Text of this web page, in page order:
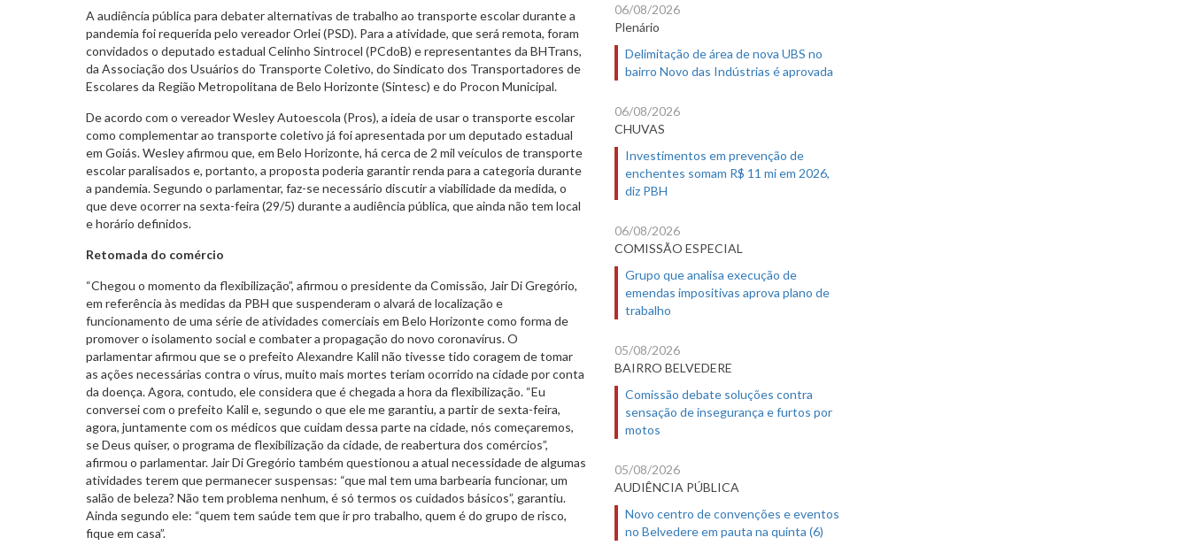
A audiência pública para debater alternativas de trabalho ao transporte escolar durante a
pandemia foi requerida pelo vereador Orlei (PSD). Para a atividade, que será remota, foram
convidados o deputado estadual Celinho Sintrocel (PCdoB) e representantes da BHTrans,
da Associação dos Usuários do Transporte Coletivo, do Sindicato dos Transportadores de
Escolares da Região Metropolitana de Belo Horizonte (Sintesc) e do Procon Municipal.
De acordo com o vereador Wesley Autoescola (Pros), a ideia de usar o transporte escolar
como complementar ao transporte coletivo já foi apresentada por um deputado estadual
em Goiás. Wesley afirmou que, em Belo Horizonte, há cerca de 2 mil veículos de transporte
escolar paralisados e, portanto, a proposta poderia garantir renda para a categoria durante
a pandemia. Segundo o parlamentar, faz-se necessário discutir a viabilidade da medida, o
que deve ocorrer na sexta-feira (29/5) durante a audiência pública, que ainda não tem local
e horário definidos.
Retomada do comércio
“Chegou o momento da flexibilização”, afirmou o presidente da Comissão, Jair Di Gregório,
em referência às medidas da PBH que suspenderam o alvará de localização e
funcionamento de uma série de atividades comerciais em Belo Horizonte como forma de
promover o isolamento social e combater a propagação do novo coronavírus. O
parlamentar afirmou que se o prefeito Alexandre Kalil não tivesse tido coragem de tomar
as ações necessárias contra o vírus, muito mais mortes teriam ocorrido na cidade por conta
da doença. Agora, contudo, ele considera que é chegada a hora da flexibilização. “Eu
conversei com o prefeito Kalil e, segundo o que ele me garantiu, a partir de sexta-feira,
agora, juntamente com os médicos que cuidam dessa parte na cidade, nós começaremos,
se Deus quiser, o programa de flexibilização da cidade, de reabertura dos comércios”,
afirmou o parlamentar. Jair Di Gregório também questionou a atual necessidade de algumas
atividades terem que permanecer suspensas: “que mal tem uma barbearia funcionar, um
salão de beleza? Não tem problema nenhum, é só termos os cuidados básicos”, garantiu.
Ainda segundo ele: “quem tem saúde tem que ir pro trabalho, quem é do grupo de risco,
fique em casa”.
06/08/2026
Plenário
Delimitação de área de nova UBS no
bairro Novo das Indústrias é aprovada
06/08/2026
CHUVAS
Investimentos em prevenção de
enchentes somam R$ 11 mi em 2026,
diz PBH
06/08/2026
COMISSÃO ESPECIAL
Grupo que analisa execução de
emendas impositivas aprova plano de
trabalho
05/08/2026
BAIRRO BELVEDERE
Comissão debate soluções contra
sensação de insegurança e furtos por
motos
05/08/2026
AUDIÊNCIA PÚBLICA
Novo centro de convenções e eventos
no Belvedere em pauta na quinta (6)